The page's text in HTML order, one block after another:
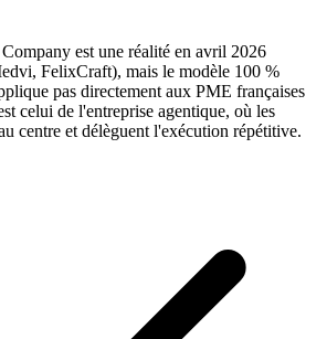
est une réalité en avril 2026
FelixCraft), mais le modèle 100 %
pas directement aux PME françaises
celui de l'entreprise agentique, où les
centre et délèguent l'exécution répétitive.